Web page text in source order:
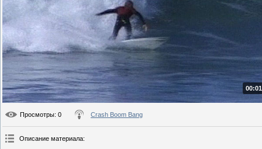
Просмотры: 0 Crash Boom Bang
Описание материала: